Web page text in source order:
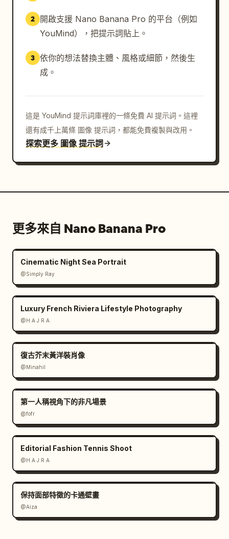
2
開啟支援 Nano Banana Pro 的平台（例如
YouMind），把提示詞貼上。
3 依你的想法替換主體、風格或細節，然後生
成。
這是 YouMind 提示詞庫裡的一條免費 AI 提示詞。這裡
還有成千上萬條 圖像 提示詞，都能免費複製與改用。
探索更多 圖像 提示詞
更多來自 Nano Banana Pro
Cinematic Night Sea Portrait
@Simply Ray
Luxury French Riviera Lifestyle Photography
@H A J R A
復古芥末黃洋裝肖像
@Minahil
第一人稱視角下的非凡場景
@fofr
Editorial Fashion Tennis Shoot
@H A J R A
保持面部特徵的卡通壁畫
@Aiza